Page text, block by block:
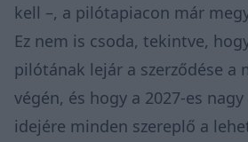
kell –, a pilótapiacon már
Ez nem is csoda, tekintve,
pilótának lejár a szerződése a
végén, és hogy a 2027-es
idejére minden szereplő a